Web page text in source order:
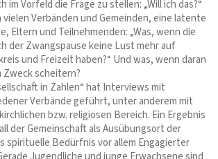
im Vorfeld die Frage zu stellen: „Will ich das?“
vielen Verbänden und Gemeinden, eine latente
Eltern und Teilnehmenden: „Was, wenn die
der Zwangspause keine Lust mehr auf
und Freizeit haben?“ Und was, wenn daran
Zweck scheitern?
in Zahlen“ hat Interviews mit
Verbände geführt, unter anderem mit
bzw. religiösen Bereich. Ein Ergebnis
der Gemeinschaft als Ausübungsort der
spirituelle Bedürfnis vor allem Engagierter